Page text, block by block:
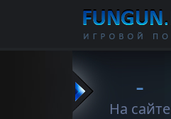
-
На сайте